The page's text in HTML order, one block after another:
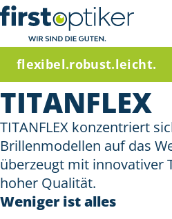
flexibel.robust.leicht.
TITANFLEX
TITANFLEX konzentriert
Brillenmodellen auf das
überzeugt mit innovativer
hoher Qualität.
Weniger ist alles